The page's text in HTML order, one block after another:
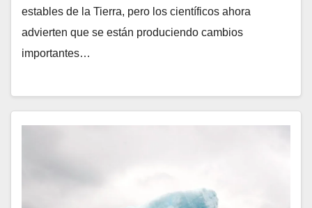
estables de la Tierra, pero los científicos ahora
advierten que se están produciendo cambios
importantes…